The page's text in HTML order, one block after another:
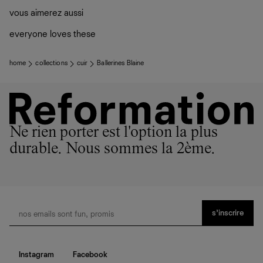
vous aimerez aussi
everyone loves these
home collections cuir Ballerines Blaine
Ne rien porter est l'option la plus
durable. Nous sommes la 2ème.
s’inscrire
Instagram Facebook